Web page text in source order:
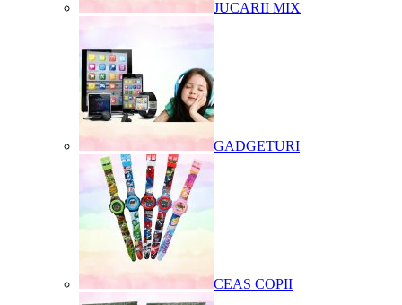
JUCARII MIX
GADGETURI
CEAS COPII